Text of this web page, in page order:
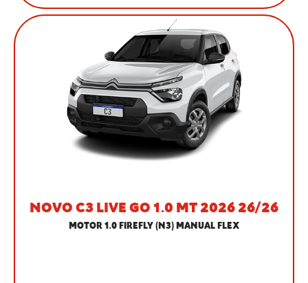
NOVO C3 LIVE GO 1.0 MT 2026 26/26
MOTOR 1.0 FIREFLY (N3) MANUAL FLEX